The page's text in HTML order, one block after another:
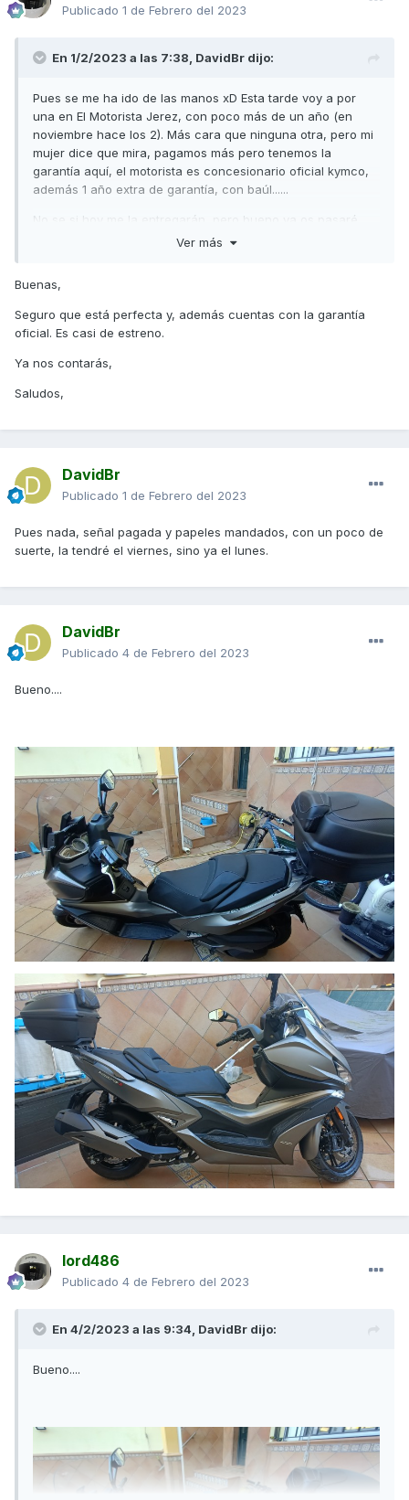
Publicado 1 de Febrero del 2023
En 1/2/2023 a las 7:38, DavidBr dijo:
Pues se me ha ido de las manos xD Esta tarde voy a por
una en El Motorista Jerez, con poco más de un año (en
noviembre hace los 2). Más cara que ninguna otra, pero mi
mujer dice que mira, pagamos más pero tenemos la
garantía aquí, el motorista es concesionario oficial kymco,
además 1 año extra de garantía, con baúl......
No se si hoy me la entregarán, pero bueno ya os pasaré
fotos. Fui el martes a verla que saltó el anuncio, y en un
Saludos y gracias!
Ver más
Buenas,
Seguro que está perfecta y, además cuentas con la garantía
oficial. Es casi de estreno.
Ya nos contarás,
Saludos,
DavidBr
Publicado 1 de Febrero del 2023
Pues nada, señal pagada y papeles mandados, con un poco de
suerte, la tendré el viernes, sino ya el lunes.
DavidBr
Publicado 4 de Febrero del 2023
Bueno....
lord486
Publicado 4 de Febrero del 2023
En 4/2/2023 a las 9:34, DavidBr dijo:
Bueno....